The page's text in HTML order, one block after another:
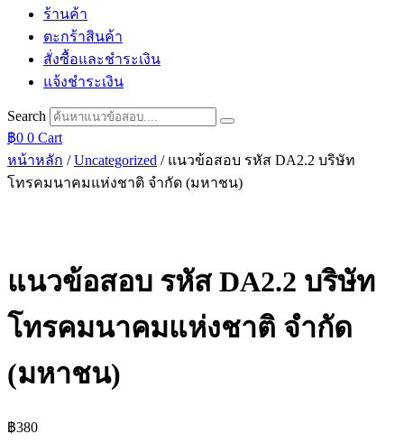
ร้านค้า
ตะกร้าสินค้า
สั่งซื้อและชำระเงิน
แจ้งชำระเงิน
Search
฿0 0 Cart
หน้าหลัก /Uncategorized / แนวข้อสอบ รหัส DA2.2 บริษัท
โทรคมนาคมแห่งชาติ จำกัด (มหาชน)
แนวข้อสอบ รหัส DA2.2 บริษัท
โทรคมนาคมแห่งชาติ จำกัด
(มหาชน)
฿380